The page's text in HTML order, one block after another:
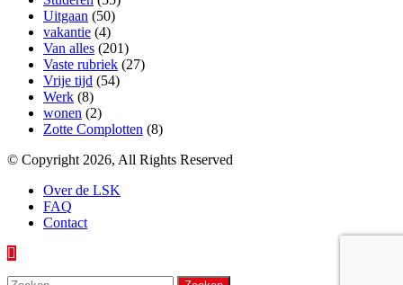
Uitgaan (50)
vakantie (4)
Van alles (201)
Vaste rubriek (27)
Vrije tijd (54)
Werk (8)
wonen (2)
Zotte Complotten (8)
© Copyright 2026, All Rights Reserved
Over de LSK
FAQ
Contact